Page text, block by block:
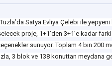
Satya Evliya Çelebi ile
proje, 1+1’den 3+1’e kadar
sunuyor. Toplam 4 bin 200
3 blok ve 138 konuttan meydana